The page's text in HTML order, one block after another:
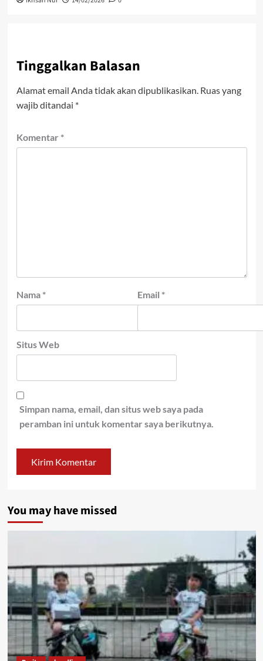
Tinggalkan Balasan
Alamat email Anda tidak akan dipublikasikan. Ruas yang
wajib ditandai *
Komentar *
Nama * Email *
Situs Web
Simpan nama, email, dan situs web saya pada
peramban ini untuk komentar saya berikutnya.
You may have missed